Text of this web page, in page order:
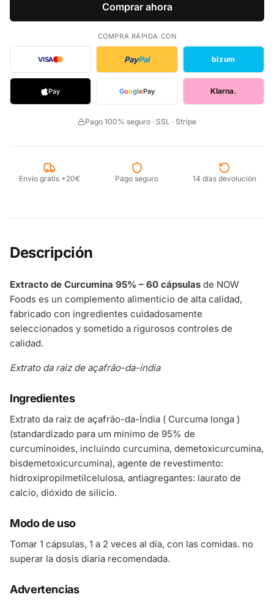
Comprar ahora
COMPRA RÁPIDA CON
VISA PayPal bizum
Pay GooglePay Klarna.
Pago 100% seguro · SSL · Stripe
Envío gratis +20€ Pago seguro 14 días devolución
Descripción
Extracto de Curcumina 95% – 60 cápsulas de NOW
Foods es un complemento alimenticio de alta calidad,
fabricado con ingredientes cuidadosamente
seleccionados y sometido a rigurosos controles de
calidad.
Extrato da raiz de açafrão-da-índia
Ingredientes
Extrato da raiz de açafrão-da-Índia ( Curcuma longa )
(standardizado para um mínimo de 95% de
curcuminoides, incluindo curcumina, demetoxicurcumina,
bisdemetoxicurcumina), agente de revestimento:
hidroxipropilmetilcelulosa, antiagregantes: laurato de
calcio, dióxido de silicio.
Modo de uso
Tomar 1 cápsulas, 1 a 2 veces al día, con las comidas. no
superar la dosis diaria recomendada.
Advertencias